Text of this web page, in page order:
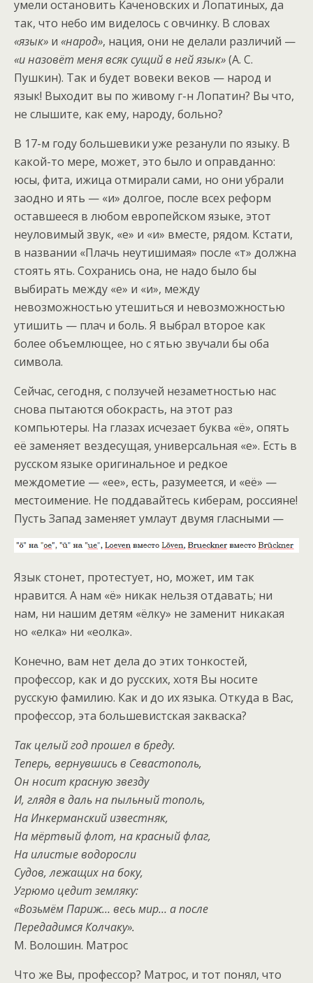
умели остановить Каченовских и Лопатиных, да
так, что небо им виделось с овчинку. В словах
«язык» и «народ», нация, они не делали различий —
«и назовёт меня всяк сущий в ней язык»(А. С.
Пушкин). Так и будет вовеки веков — народ и
язык! Выходит вы по живому г-н Лопатин? Вы что,
не слышите, как ему, народу, больно?
В 17-м году большевики уже резанули по языку. В
какой-то мере, может, это было и оправданно:
юсы, фита, ижица отмирали сами, но они убрали
заодно и ять — «и» долгое, после всех реформ
оставшееся в любом европейском языке, этот
неуловимый звук, «е» и «и» вместе, рядом. Кстати,
в названии «Плачь неутишимая» после «т» должна
стоять ять. Сохранись она, не надо было бы
выбирать между «е» и «и», между
невозможностью утешиться и невозможностью
утишить — плач и боль. Я выбрал второе как
более объемлющее, но с ятью звучали бы оба
символа.
Сейчас, сегодня, с ползучей незаметностью нас
снова пытаются обокрасть, на этот раз
компьютеры. На глазах исчезает буква «ё», опять
её заменяет вездесущая, универсальная «е». Есть в
русском языке оригинальное и редкое
междометие — «ее», есть, разумеется, и «её» —
местоимение. Не поддавайтесь киберам, россияне!
Пусть Запад заменяет умлаут двумя гласными —
Язык стонет, протестует, но, может, им так
нравится. А нам «ё» никак нельзя отдавать; ни
нам, ни нашим детям «ёлку» не заменит никакая
но «елка» ни «еолка».
Конечно, вам нет дела до этих тонкостей,
профессор, как и до русских, хотя Вы носите
русскую фамилию. Как и до их языка. Откуда в Вас,
профессор, эта большевистская закваска?
Так целый год прошел в бреду.
Теперь, вернувшись в Севастополь,
Он носит красную звезду
И, глядя в даль на пыльный тополь,
На Инкерманский известняк,
На мёртвый флот, на красный флаг,
На илистые водоросли
Судов, лежащих на боку,
Угрюмо цедит земляку:
«Возьмём Париж… весь мир… а после
Передадимся Колчаку».
М. Волошин. Матрос
Что же Вы, профессор? Матрос, и тот понял, что